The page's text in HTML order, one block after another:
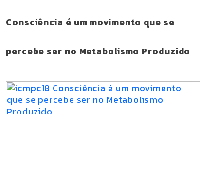
Consciência é um movimento que se
percebe ser no Metabolismo Produzido